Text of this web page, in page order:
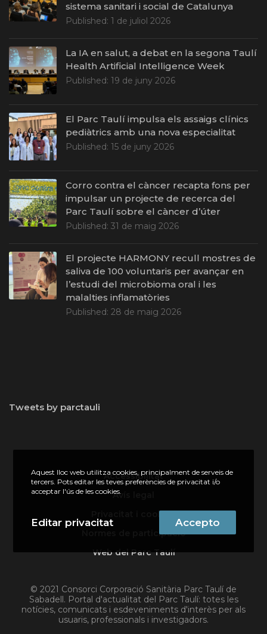
sistema sanitari i social de Catalunya
Published: 1 de juliol 2026
La IA en salut, a debat en la segona Taulí
Health Artificial Intelligence Week
Published: 19 de juny 2026
El Parc Taulí impulsa els assaigs clínics
pediàtrics amb una nova especialitat
Published: 15 de juny 2026
Corro contra el càncer recapta fons per
impulsar un projecte de recerca del
Parc Taulí sobre el càncer d’úter
Published: 31 de maig 2026
El projecte HARMONY recull mostres de
saliva de 100 voluntaris per avançar en
l’estudi del microbioma oral i les
malalties inflamatòries
Published: 28 de maig 2026
Tweets by parctauli
© 2021 Consorci Corporació Sanitària Parc Taulí de
Sabadell. Portal d'actualitat del Parc Taulí: totes les
notícies, comunicats i esdeveniments d'interès per als
usuaris, professionals i investigadors.
Accessibilitat
Avís legal
Privacitat i cookies
Normes de participació
Web del Parc Taulí
Aquest lloc web utilitza cookies, principalment de serveis de
tercers. Pots editar les teves preferències de privacitat i/o
acceptar l'ús de les cookies.
Editar privacitat Accepto